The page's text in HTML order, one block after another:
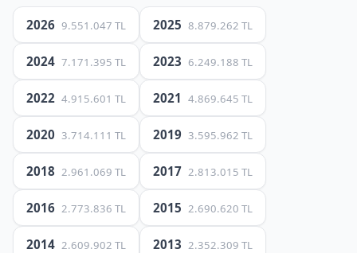
2026 9.551.047 TL 2025 8.879.262 TL
2024 7.171.395 TL 2023 6.249.188 TL
2022 4.915.601 TL 2021 4.869.645 TL
2020 3.714.111 TL 2019 3.595.962 TL
2018 2.961.069 TL 2017 2.813.015 TL
2016 2.773.836 TL 2015 2.690.620 TL
2014 2.609.902 TL 2013 2.352.309 TL